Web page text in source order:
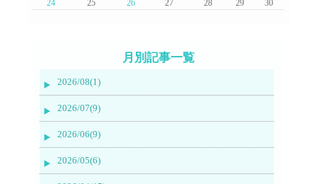
24
25 26 27 28 29 30
月別記事一覧
2026/08(1)
2026/07(9)
2026/06(9)
2026/05(6)